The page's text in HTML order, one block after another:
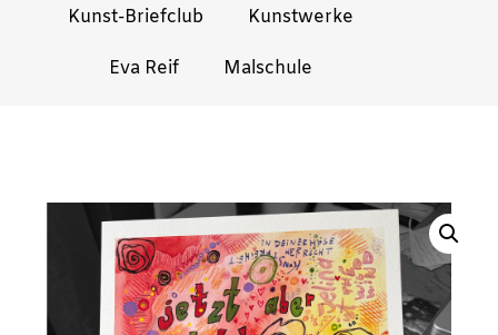
Kunst-Briefclub Kunstwerke
Eva Reif Malschule